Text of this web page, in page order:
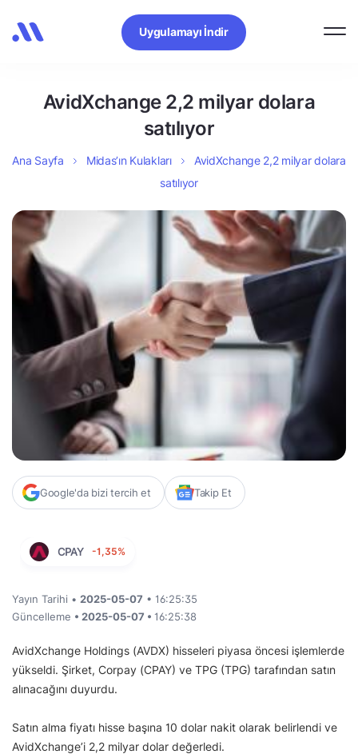
Uygulamayı İndir
AvidXchange 2,2 milyar dolara
satılıyor
Ana Sayfa Midas’ın Kulakları
AvidXchange 2,2 milyar dolara
satılıyor
Google'da bizi tercih et Takip Et
CPAY -1,35%
Yayın Tarihi • 2025-05-07 • 16:25:35
Güncelleme • 2025-05-07 • 16:25:38
AvidXchange Holdings (AVDX) hisseleri piyasa öncesi işlemlerde
yükseldi. Şirket, Corpay (CPAY) ve TPG (TPG) tarafından satın
alınacağını duyurdu.
Satın alma fiyatı hisse başına 10 dolar nakit olarak belirlendi ve
AvidXchange’i 2,2 milyar dolar değerledi.